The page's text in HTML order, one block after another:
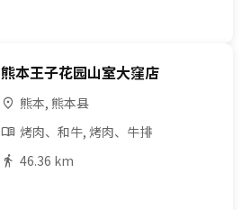
熊本王子花园山室大窪店
熊本, 熊本县
烤肉、和牛, 烤肉、牛排
46.36 km